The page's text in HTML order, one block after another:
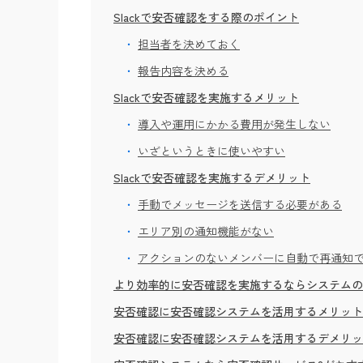
Slackで安否確認をする際のポイント
担当者を決めておく
報告内容を決める
Slackで安否確認を実施するメリット
導入や運用にかかる費用が発生しない
いざというときに使いやすい
Slackで安否確認を実施するデメリット
手動でメッセージを送信する必要がある
エリア別の通知機能がない
アクションのないメンバーに自動で再通知
より効率的に安否確認を実施するならシステム
安否確認に安否確認システムを活用するメリット
安否確認に安否確認システムを活用するデメリ